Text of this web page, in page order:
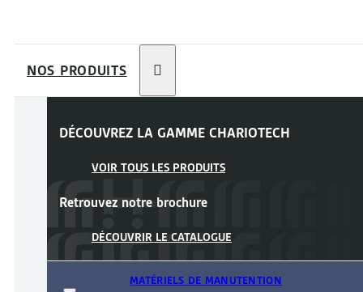
NOS PRODUITS
DÉCOUVREZ LA GAMME CHARIOTECH
VOIR TOUS LES PRODUITS
Retrouvez notre brochure
DÉCOUVRIR LE CATALOGUE
MATÉRIELS DE MANUTENTION